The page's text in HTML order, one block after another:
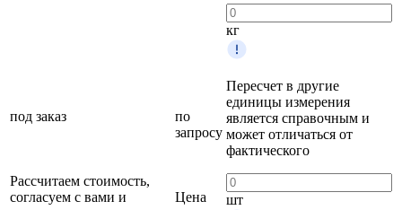
под заказ
Рассчитаем стоимость,
согласуем с вами и
по
запросу
Цена
кг
Пересчет в другие
единицы измерения
является справочным и
может отличаться от
фактического
шт